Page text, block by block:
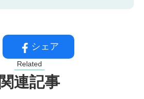
シェア
Related
関連記事